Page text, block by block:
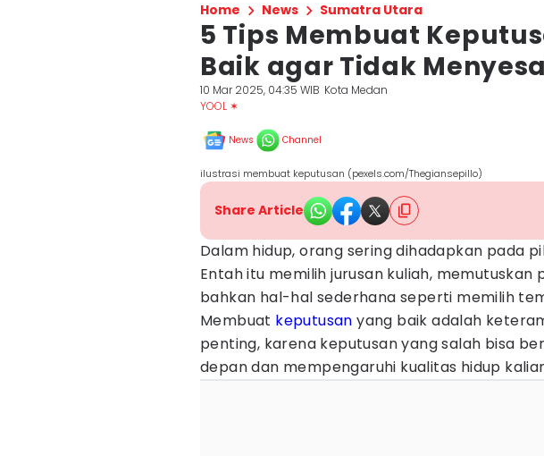
Home News Sumatra Utara
5 Tips Membuat
Baik agar Tidak
10 Mar 2025, 04:35 WIB Kota Medan
YOOL ✶
News Channel
ilustrasi membuat keputusan (pexels.com/Thegiansepillo)
Share Article
Dalam hidup, orang sering dihadapkan pada
Entah itu memilih jurusan kuliah, memutuskan
bahkan hal-hal sederhana seperti memilih
Membuat keputusan yang baik adalah
penting, karena keputusan yang salah bisa
depan dan mempengaruhi kualitas hidup